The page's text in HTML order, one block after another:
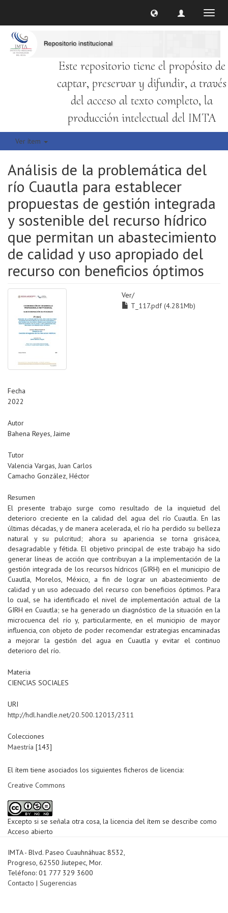
Este repositorio tiene el propósito de
captar, preservar y difundir, a través
del acceso al texto completo, la
producción intelectual del IMTA
Ver ítem
Análisis de la problemática del
río Cuautla para establecer
propuestas de gestión integrada
y sostenible del recurso hídrico
que permitan un abastecimiento
de calidad y uso apropiado del
recurso con beneficios óptimos
Ver/
T_117.pdf (4.281Mb)
Fecha
2022
Autor
Bahena Reyes, Jaime
Tutor
Valencia Vargas, Juan Carlos
Camacho González, Héctor
Resumen
El presente trabajo surge como resultado de la inquietud del
deterioro creciente en la calidad del agua del río Cuautla. En las
últimas décadas, y de manera acelerada, el río ha perdido su belleza
natural y su pulcritud; ahora su apariencia se torna grisácea,
desagradable y fétida. El objetivo principal de este trabajo ha sido
generar líneas de acción que contribuyan a la implementación de la
gestión integrada de los recursos hídricos (GIRH) en el municipio de
Cuautla, Morelos, México, a fin de lograr un abastecimiento de
calidad y un uso adecuado del recurso con beneficios óptimos. Para
lo cual, se ha identificado el nivel de implementación actual de la
GIRH en Cuautla; se ha generado un diagnóstico de la situación en la
microcuenca del río y, particularmente, en el municipio de mayor
influencia, con objeto de poder recomendar estrategias encaminadas
a mejorar la gestión del agua en Cuautla y evitar el continuo
deterioro del río.
Materia
CIENCIAS SOCIALES
URI
http://hdl.handle.net/20.500.12013/2311
Colecciones
Maestría [143]
El ítem tiene asociados los siguientes ficheros de licencia:
Creative Commons
Excepto si se señala otra cosa, la licencia del ítem se describe como
Acceso abierto
IMTA - Blvd. Paseo Cuauhnáhuac 8532,
Progreso, 62550 Jiutepec, Mor.
Teléfono: 01 777 329 3600
Contacto | Sugerencias